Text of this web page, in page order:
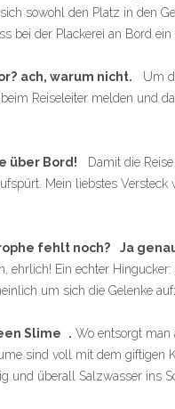
sowohl den Platz in den
bei der Plackerei an Bord
ach, warum nicht. Um
Reiseleiter melden und
über Bord! Damit die
Mein liebstes
fehlt noch? Ja
ehrlich! Ein echter
um sich die Gelenke
Slime . Wo entsorgt man
sind voll mit dem
und überall Salzwasser ins